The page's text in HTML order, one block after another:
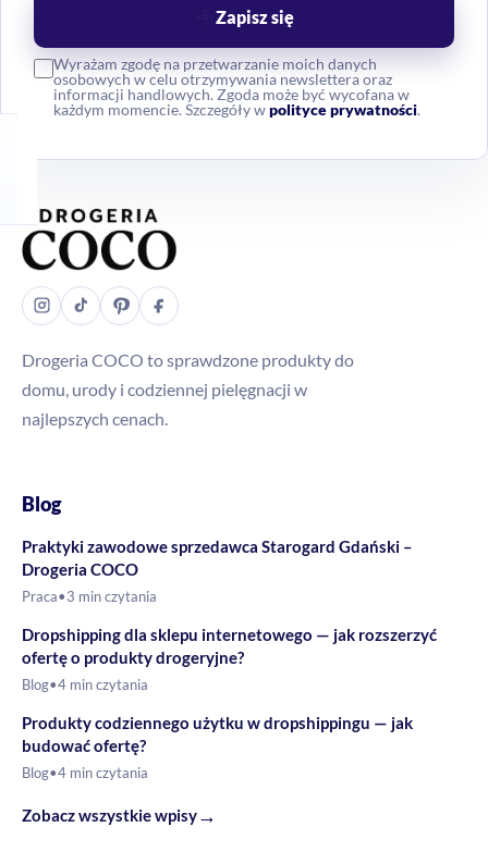
Wyrażam zgodę na przetwarzanie moich danych
osobowych w celu otrzymywania newslettera oraz
informacji handlowych. Zgoda może być wycofana w
każdym momencie. Szczegóły wpolityce prywatności.
Zapisz się
Drogeria COCO to sprawdzone produkty do
domu, urody i codziennej pielęgnacji w
najlepszych cenach.
Blog
Praktyki zawodowe sprzedawca Starogard Gdański –
Drogeria COCO
Praca•3 min czytania
Dropshipping dla sklepu internetowego — jak rozszerzyć
ofertę o produkty drogeryjne?
Blog•4 min czytania
Produkty codziennego użytku w dropshippingu — jak
budować ofertę?
Blog•4 min czytania
Zobacz wszystkie wpisy→